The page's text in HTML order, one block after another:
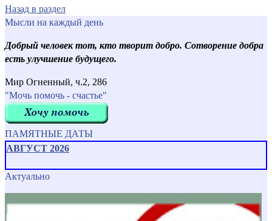
Назад в раздел
Мысли на каждый день
Добрый человек тот, кто творит добро. Сотворение добра
есть улучшение будущего.
Мир Огненный, ч.2, 286
"Мочь помочь - счастье"
ПАМЯТНЫЕ ДАТЫ
АВГУСТ 2026
Актуально